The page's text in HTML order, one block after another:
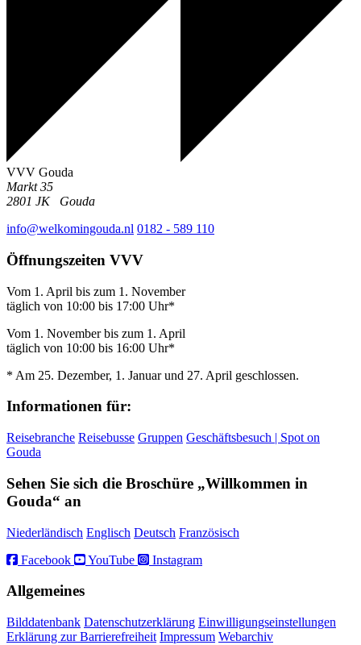
VVV Gouda
Markt 35
2801 JK
Gouda
info@welkomingouda.nl 0182 - 589 110
Öffnungszeiten VVV
Vom 1. April bis zum 1. November
täglich von 10:00 bis 17:00 Uhr*
Vom 1. November bis zum 1. April
täglich von 10:00 bis 16:00 Uhr*
* Am 25. Dezember, 1. Januar und 27. April geschlossen.
Informationen für:
Reisebranche Reisebusse Gruppen Geschäftsbesuch | Spot on
Gouda
Sehen Sie sich die Broschüre „Willkommen in
Gouda“ an
Niederländisch Englisch Deutsch Französisch
Facebook
YouTube Instagram
Allgemeines
Bilddatenbank Datenschutzerklärung Einwilligungseinstellungen
Erklärung zur Barrierefreiheit Impressum Webarchiv